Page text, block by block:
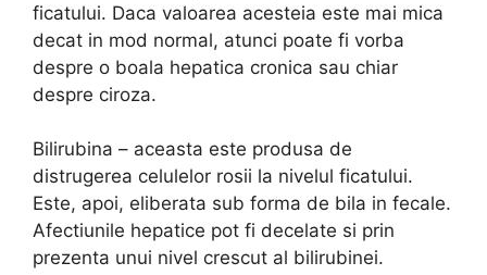
ficatului. Daca valoarea acesteia este mai mica
decat in mod normal, atunci poate fi vorba
despre o boala hepatica cronica sau chiar
despre ciroza.
Bilirubina – aceasta este produsa de
distrugerea celulelor rosii la nivelul ficatului.
Este, apoi, eliberata sub forma de bila in fecale.
Afectiunile hepatice pot fi decelate si prin
prezenta unui nivel crescut al bilirubinei.